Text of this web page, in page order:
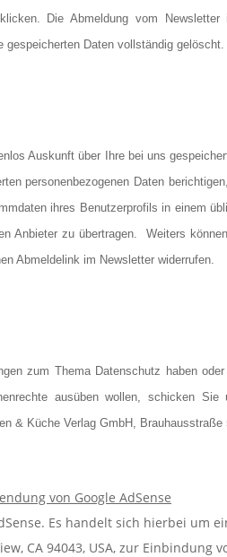
Die Abmeldung vom
gespeicherten Daten vollständig gelöscht.
Auskunft über Ihre bei uns
personenbezogenen Daten
ihres Benutzerprofils in einem
Anbieter zu übertragen. Weiters
Abmeldelink im Newsletter widerrufen.
zum Thema Datenschutz haben
ausüben wollen, schicken
& Küche Verlag GmbH, Brauhausstraße
von Google AdSense
Es handelt sich hierbei um
CA 94043, USA, zur Einbindung